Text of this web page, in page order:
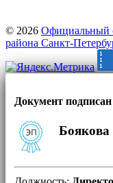
© 2026 Официальный
района Санкт-
Документ